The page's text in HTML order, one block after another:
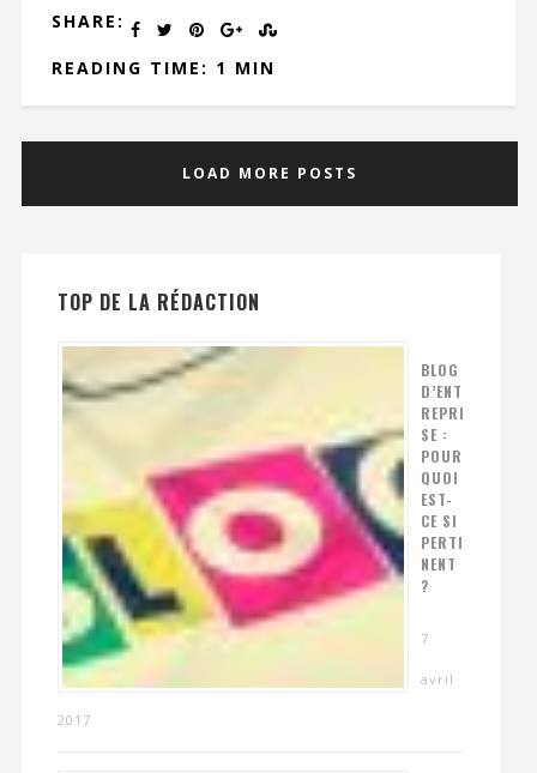
SHARE:
READING TIME: 1 MIN
LOAD MORE POSTS
TOP DE LA RÉDACTION
BLOG
D’ENT
REPRI
SE :
POUR
QUOI
EST-
CE SI
PERTI
NENT
?
7
avril
2017